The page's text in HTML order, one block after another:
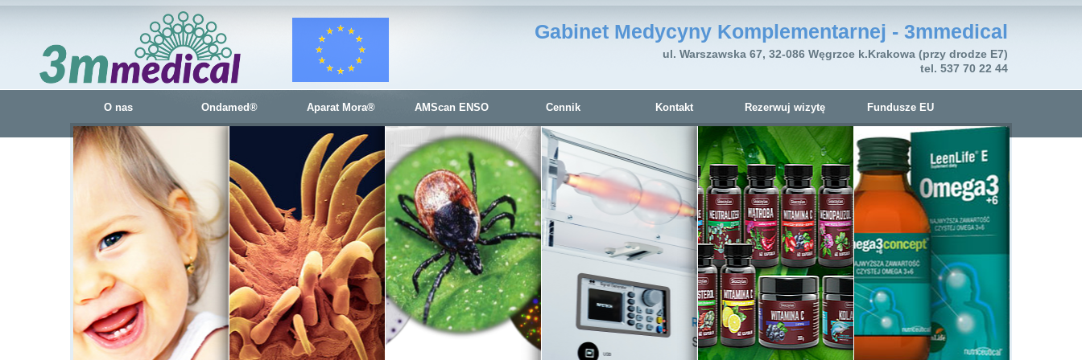
O nas Ondamed® Aparat Mora® AMScan ENSO Cennik Kontakt Rezerwuj wizytę Fundusze EU
Gabinet Medycyny Komplementarnej - 3mmedical
ul. Warszawska 67, 32-086 Węgrzce k.Krakowa (przy drodze E7)
tel. 537 70 22 44